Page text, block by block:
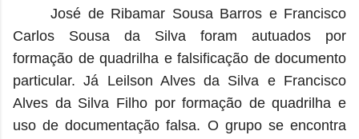
José de Ribamar Sousa Barros e Francisco
Carlos Sousa da Silva foram autuados por
formação de quadrilha e falsificação de documento
particular. Já Leilson Alves da Silva e Francisco
Alves da Silva Filho por formação de quadrilha e
uso de documentação falsa. O grupo se encontra